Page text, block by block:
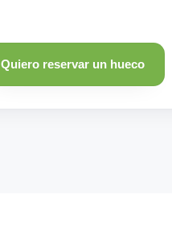
Quiero reservar un hueco